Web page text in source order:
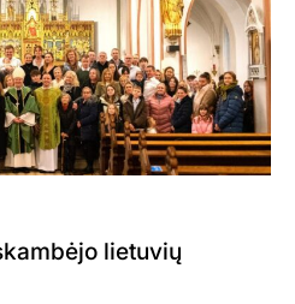
lietuvių